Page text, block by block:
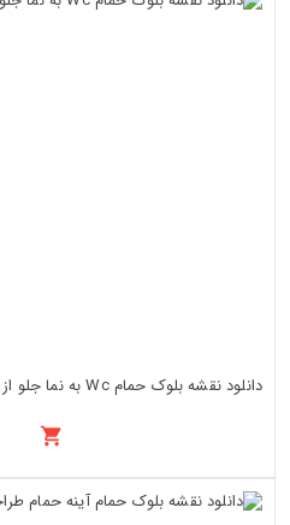
دانلود نقشه بلوک حمام Wc به نما جلو از کار افتاده (کد45515)